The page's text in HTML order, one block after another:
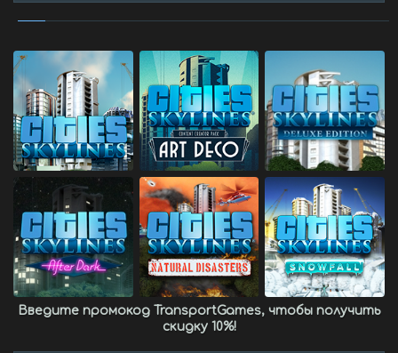
Введите промокод TransportGames, чтобы получить
скидку 10%!